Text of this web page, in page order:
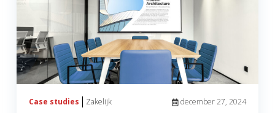
Case studies Zakelijk december 27, 2024